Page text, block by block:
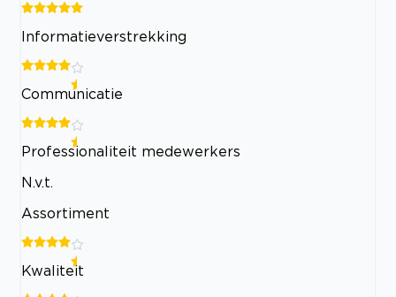
Informatieverstrekking
Communicatie
Professionaliteit medewerkers
N.v.t.
Assortiment
Kwaliteit